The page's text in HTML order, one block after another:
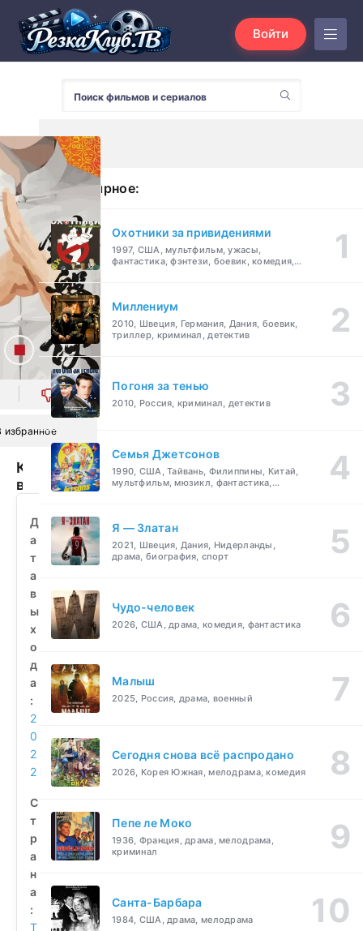
Войти
0
избранное
Клавиатурный
воин
смотреть
бесплатно
Д
а
т
а
в
ы
х
о
д
а
:
2
0
2
2
С
т
р
а
н
а
:
Т
Популярное:
Охотники за привидениями
1997, США, мультфильм, ужасы,
фантастика, фэнтези, боевик, комедия,
Миллениум
2010, Швеция, Германия, Дания, боевик,
триллер, криминал, детектив
Погоня за тенью
2010, Россия, криминал, детектив
Семья Джетсонов
1990, США, Тайвань, Филиппины, Китай,
мультфильм, мюзикл, фантастика,
Я — Златан
2021, Швеция, Дания, Нидерланды,
драма, биография, спорт
Чудо-человек
2026, США, драма, комедия, фантастика
Малыш
2025, Россия, драма, военный
Сегодня снова всё распродано
2026, Корея Южная, мелодрама, комедия
Пепе ле Моко
1936, Франция, драма, мелодрама,
криминал
Санта-Барбара
1984, США, драма, мелодрама